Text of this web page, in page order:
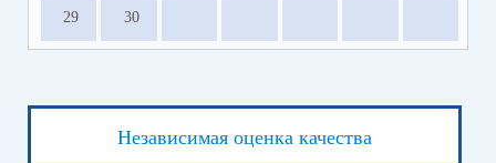
29 30
Независимая оценка качества